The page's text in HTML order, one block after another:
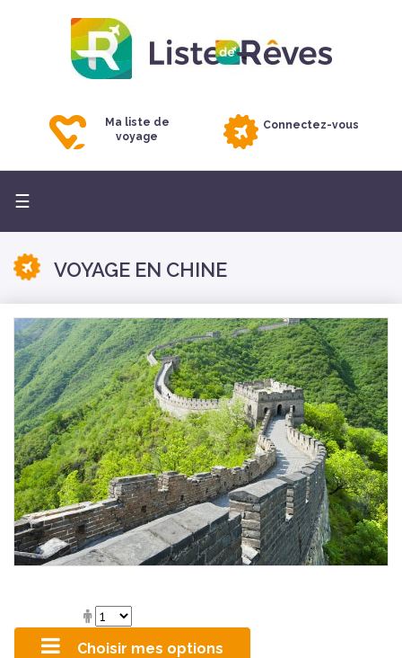
Ma liste de
voyage
Connectez-vous
Basculer
navigation
☰
VOYAGE EN CHINE
Choisir mes options